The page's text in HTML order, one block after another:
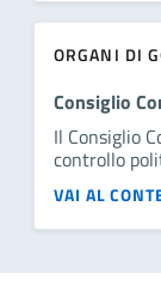
ORGANI DI
Consiglio
Il Consiglio
controllo
VAI AL